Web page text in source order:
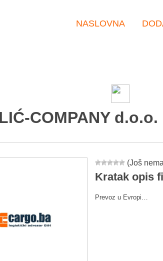
NASLOVNA
COMPANY d.o.o.
(Još
Kratak opis
Prevoz u Evropi…